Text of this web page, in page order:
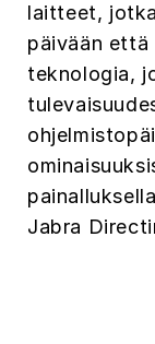
laitteet,
päivään että
teknologia,
Jabra